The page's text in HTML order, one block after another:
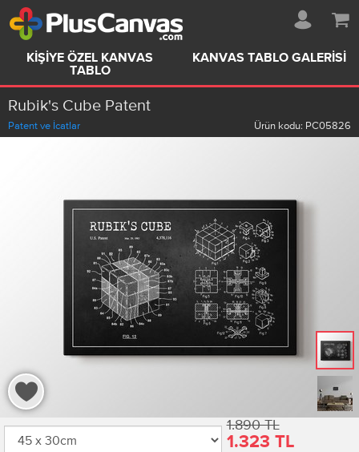
KIŞIYE ÖZEL KANVAS
TABLO
KANVAS TABLO GALERISI
Rubik's Cube Patent
Patent ve İcatlar Ürün kodu: PC05826
1.890 TL
1.323 TL